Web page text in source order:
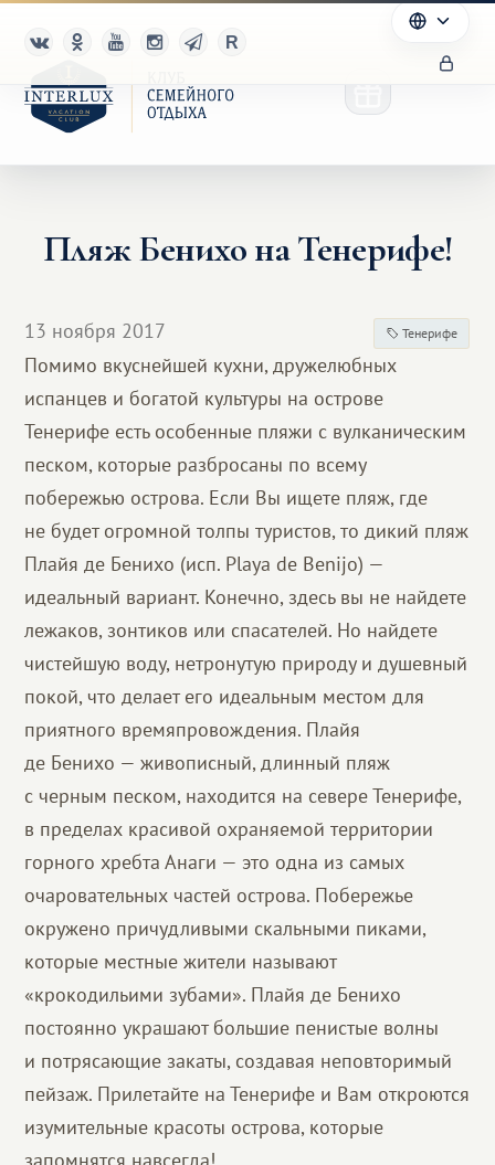
Клуб
Партнерам
Благотворительность
Пляж Бенихо на Тенерифе!
13 ноября 2017 Тенерифе
Помимо вкуснейшей кухни, дружелюбных
испанцев и богатой культуры на острове
Тенерифе есть особенные пляжи с вулканическим
песком, которые разбросаны по всему
побережью острова. Если Вы ищете пляж, где
не будет огромной толпы туристов, то дикий пляж
Плайя де Бенихо (исп. Playa de Benijo) —
идеальный вариант. Конечно, здесь вы не найдете
лежаков, зонтиков или спасателей. Но найдете
чистейшую воду, нетронутую природу и душевный
покой, что делает его идеальным местом для
приятного времяпровождения. Плайя
де Бенихо — живописный, длинный пляж
с черным песком, находится на севере Тенерифе,
в пределах красивой охраняемой территории
горного хребта Анаги — это одна из самых
очаровательных частей острова. Побережье
окружено причудливыми скальными пиками,
которые местные жители называют
«крокодильими зубами». Плайя де Бенихо
постоянно украшают большие пенистые волны
и потрясающие закаты, создавая неповторимый
пейзаж. Прилетайте на Тенерифе и Вам откроются
изумительные красоты острова, которые